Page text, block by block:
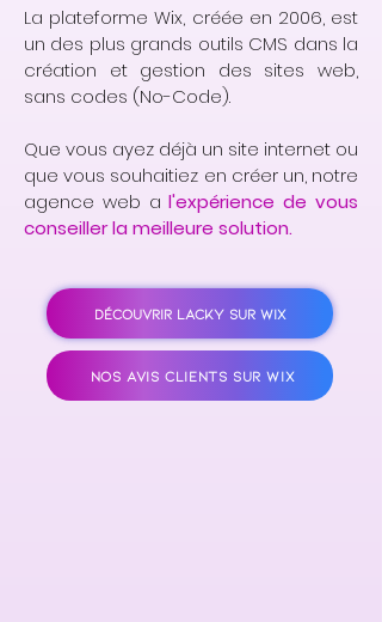
La plateforme Wix, créée en 2006, est
un des plus grands outils CMS dans la
création et gestion des sites web,
sans codes (No-Code).
Que vous ayez déjà un site internet ou
que vous souhaitiez en créer un, notre
agence web al'expérience de vous
conseiller la meilleure solution.
DÉCOUVRIR LACKY SUR WIX
NOS AVIS CLIENTS SUR WIX